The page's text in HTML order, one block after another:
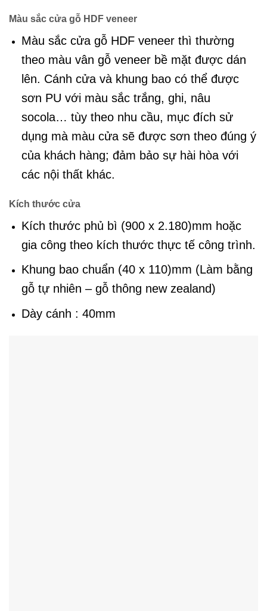
Màu sắc cửa gỗ HDF veneer
Màu sắc cửa gỗ HDF veneer thì thường
theo màu vân gỗ veneer bề mặt được dán
lên. Cánh cửa và khung bao có thể được
sơn PU với màu sắc trắng, ghi, nâu
socola… tùy theo nhu cầu, mục đích sử
dụng mà màu cửa sẽ được sơn theo đúng ý
của khách hàng; đảm bảo sự hài hòa với
các nội thất khác.
Kích thước cửa
Kích thước phủ bì (900 x 2.180)mm hoặc
gia công theo kích thước thực tế công trình.
Khung bao chuẩn (40 x 110)mm (Làm bằng
gỗ tự nhiên – gỗ thông new zealand)
Dày cánh : 40mm